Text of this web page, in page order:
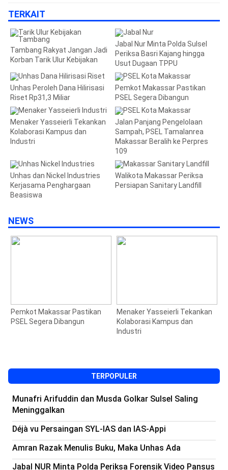
TERKAIT
Tambang Rakyat Jangan Jadi
Korban Tarik Ulur Kebijakan
Jabal Nur Minta Polda Sulsel
Periksa Basri Kajang hingga
Usut Dugaan TPPU
Unhas Peroleh Dana Hilirisasi
Riset Rp31,3 Miliar
Pemkot Makassar Pastikan
PSEL Segera Dibangun
Menaker Yasseierli Tekankan
Kolaborasi Kampus dan
Industri
Jalan Panjang Pengelolaan
Sampah, PSEL Tamalanrea
Makassar Beralih ke Perpres
109
Unhas dan Nickel Industries
Kerjasama Penghargaan
Beasiswa
Walikota Makassar Periksa
Persiapan Sanitary Landfill
NEWS
Pemkot Makassar Pastikan
PSEL Segera Dibangun
Menaker Yasseierli Tekankan
Kolaborasi Kampus dan
Industri
TERPOPULER
Munafri Arifuddin dan Musda Golkar Sulsel Saling
Meninggalkan
Déjà vu Persaingan SYL-IAS dan IAS-Appi
Amran Razak Menulis Buku, Maka Unhas Ada
Jabal NUR Minta Polda Periksa Forensik Video Pansus